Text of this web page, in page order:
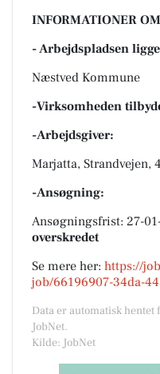
INFORMATIONER
- Arbejdspladsen
Næstved Kommune
-Virksomheden
-Arbejdsgiver:
Marjatta, Strandvejen,
-Ansøgning:
Ansøgningsfrist: 27-
overskredet
Se mere her: https://
job/66196907-34da-
Data er automatisk
JobNet.
Kilde: JobNet